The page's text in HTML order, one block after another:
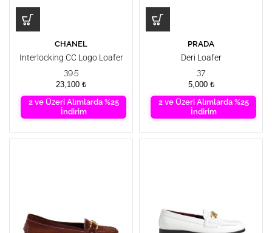
CHANEL
Interlocking CC Logo Loafer
39.5
23,100 ₺
2 ve Üzeri Alımlarda %25
İndirim
PRADA
Deri Loafer
37
5,000 ₺
2 ve Üzeri Alımlarda %25
İndirim